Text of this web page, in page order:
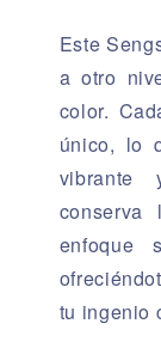
Este
a otro
color.
único, lo
vibrante
enfoque
tu ingenio